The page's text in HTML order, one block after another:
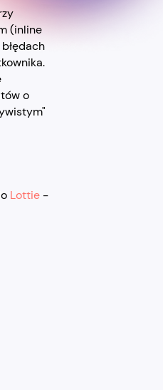
(inline
o
Lottie -